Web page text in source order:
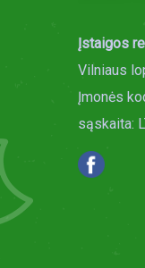
Įstaigos
Vilniaus
Įmonės
sąskaita: